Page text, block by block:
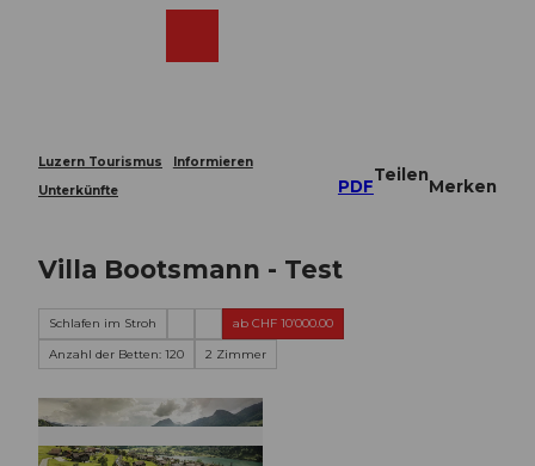
Luzern Tourismus
Informieren
Unterkünfte
PDF
Teilen
Merken
Villa Bootsmann - Test
Schlafen im Stroh ab CHF 10’000.00
Anzahl der Betten: 120 2 Zimmer